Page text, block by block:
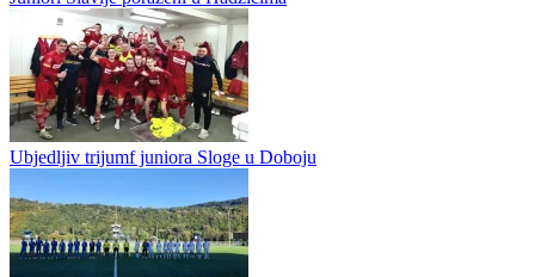
Važan trijumf juniora Slavije
Juniori Slavije su upisali jako bitnu pobjedu u borbi za opstanak u
premijerligaškom društvu. Mladi Sokolovi su na svom stadionu bili
bolji od Radnika iz Hadžića, i to poslije preokreta u drugom...